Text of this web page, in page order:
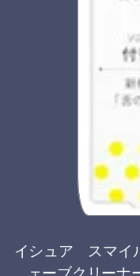
イシュア スマイ